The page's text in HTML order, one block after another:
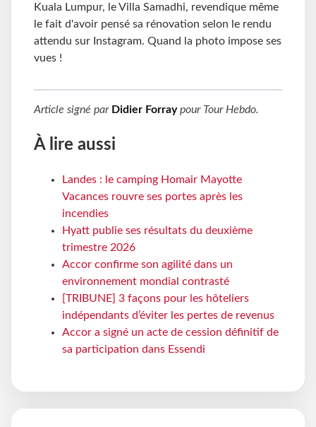
Kuala Lumpur, le Villa Samadhi, revendique même
le fait d'avoir pensé sa rénovation selon le rendu
attendu sur Instagram. Quand la photo impose ses
vues !
Article signé par Didier Forraypour Tour Hebdo.
À lire aussi
Landes : le camping Homair Mayotte
Vacances rouvre ses portes après les
incendies
Hyatt publie ses résultats du deuxième
trimestre 2026
Accor confirme son agilité dans un
environnement mondial contrasté
[TRIBUNE] 3 façons pour les hôteliers
indépendants d’éviter les pertes de revenus
Accor a signé un acte de cession définitif de
sa participation dans Essendi